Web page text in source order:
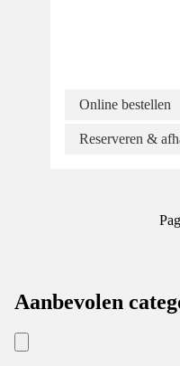
Online bestellen
Reserveren &
Aanbevolen